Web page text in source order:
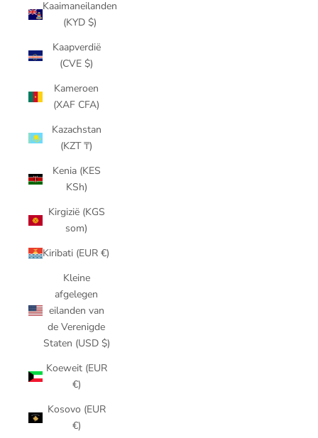
Kaaimaneilanden
(KYD $)
Kaapverdië
(CVE $)
Kameroen
(XAF CFA)
Kazachstan
(KZT ₸)
Kenia (KES
KSh)
Kirgizië (KGS
som)
Kiribati (EUR €)
Kleine
afgelegen
eilanden van
de Verenigde
Staten (USD $)
Koeweit (EUR
€)
Kosovo (EUR
€)